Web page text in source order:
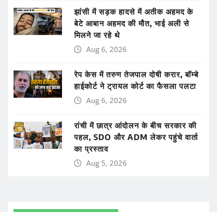
झांसी में सड़क हादसे में अतीक अहमद के
बेटे आबान अहमद की मौत, भाई अली से
मिलने जा रहे थे
Aug 6, 2026
रेप केस में तरुण तेजपाल दोषी करार, बॉम्बे
हाईकोर्ट ने ट्रायल कोर्ट का फैसला पलटा
Aug 6, 2026
रांची में छात्र आंदोलन के बीच सरकार की
पहल, SDO और ADM लेकर पहुंचे वार्ता
का प्रस्ताव
Aug 5, 2026